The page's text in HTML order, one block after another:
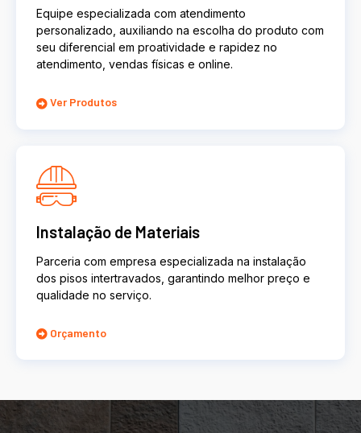
Equipe especializada com atendimento
personalizado, auxiliando na escolha do produto com
seu diferencial em proatividade e rapidez no
atendimento, vendas físicas e online.
Ver Produtos
Instalação de Materiais
Parceria com empresa especializada na instalação
dos pisos intertravados, garantindo melhor preço e
qualidade no serviço.
Orçamento